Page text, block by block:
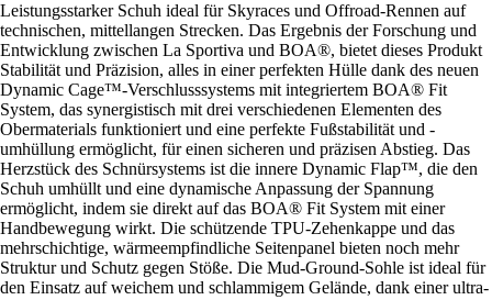
Leistungsstarker Schuh ideal für Skyraces und Offroad-Rennen auf
technischen, mittellangen Strecken. Das Ergebnis der Forschung und
Entwicklung zwischen La Sportiva und BOA®, bietet dieses Produkt
Stabilität und Präzision, alles in einer perfekten Hülle dank des neuen
Dynamic Cage™-Verschlusssystems mit integriertem BOA® Fit
System, das synergistisch mit drei verschiedenen Elementen des
Obermaterials funktioniert und eine perfekte Fußstabilität und -
umhüllung ermöglicht, für einen sicheren und präzisen Abstieg. Das
Herzstück des Schnürsystems ist die innere Dynamic Flap™, die den
Schuh umhüllt und eine dynamische Anpassung der Spannung
ermöglicht, indem sie direkt auf das BOA® Fit System mit einer
Handbewegung wirkt. Die schützende TPU-Zehenkappe und das
mehrschichtige, wärmeempfindliche Seitenpanel bieten noch mehr
Struktur und Schutz gegen Stöße. Die Mud-Ground-Sohle ist ideal für
den Einsatz auf weichem und schlammigem Gelände, dank einer ultra-